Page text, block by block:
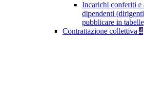
Incarichi conferiti e
dipendenti
pubblicare in
Contrattazione collettiva 4